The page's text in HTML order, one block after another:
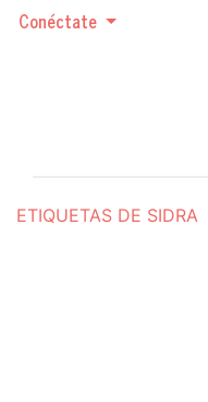
Conéctate
ETIQUETAS DE SIDRA